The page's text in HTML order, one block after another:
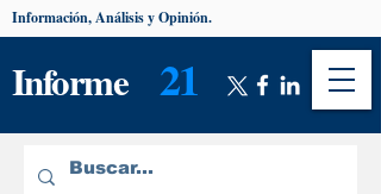
Informe 21
Información, Análisis y Opinión.